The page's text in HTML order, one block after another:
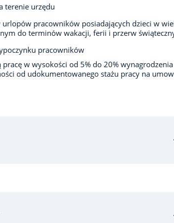
terenie urzędu
pracowników posiadających dzieci w
do terminów wakacji, ferii i przerw
pracowników
w wysokości od 5% do 20% wynagrodzenia
od udokumentowanego stażu pracy na